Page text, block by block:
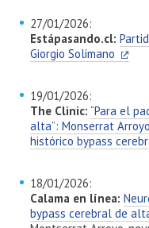
27/01/2026:
Estápasando.cl:
Giorgio Solimano
19/01/2026:
The Clinic: “Para el
alta”: Monserrat
histórico bypass
18/01/2026:
Calama en línea:
bypass cerebral de